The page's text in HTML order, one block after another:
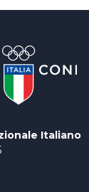
Italiano